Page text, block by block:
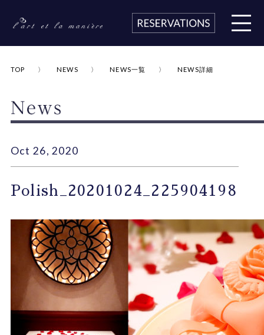
TOP NEWS NEWS一覧 NEWS詳細
Oct 26, 2020
Polish_20201024_225904198